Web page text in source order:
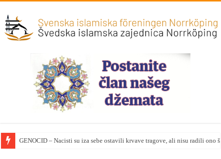
GENOCID – Nacisti su iza sebe ostavili krvave tragove, ali nisu radili